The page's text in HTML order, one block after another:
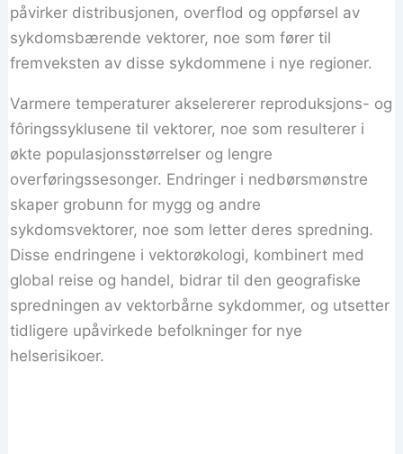
påvirker distribusjonen, overflod og oppførsel av
sykdomsbærende vektorer, noe som fører til
fremveksten av disse sykdommene i nye regioner.
Varmere temperaturer akselererer reproduksjons- og
fôringssyklusene til vektorer, noe som resulterer i
økte populasjonsstørrelser og lengre
overføringssesonger. Endringer i nedbørsmønstre
skaper grobunn for mygg og andre
sykdomsvektorer, noe som letter deres spredning.
Disse endringene i vektorøkologi, kombinert med
global reise og handel, bidrar til den geografiske
spredningen av vektorbårne sykdommer, og utsetter
tidligere upåvirkede befolkninger for nye
helserisikoer.